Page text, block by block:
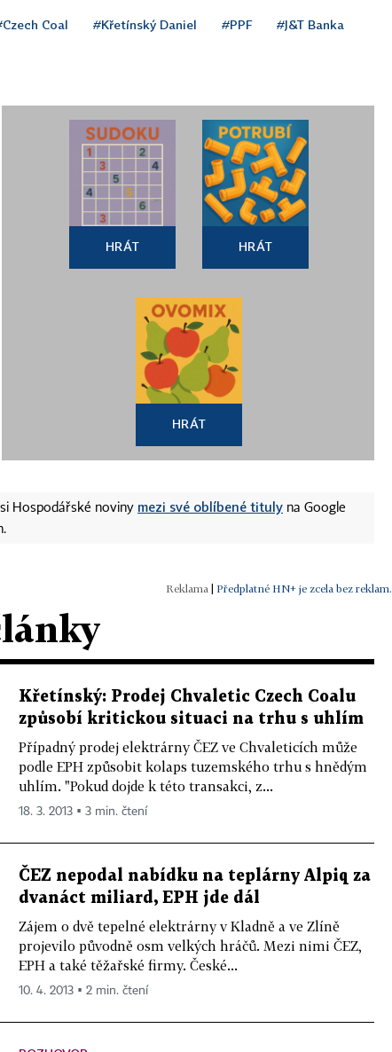
Coal #Křetínský Daniel #PPF #J&T Banka
HRÁT HRÁT
HRÁT
Hospodářské noviny mezi své oblíbené tituly na Google
| Předplatné HN+ je zcela bez reklam.
Křetínský: Prodej Chvaletic Czech Coalu
způsobí kritickou situaci na trhu s uhlím
Případný prodej elektrárny ČEZ ve Chvaleticích může
podle EPH způsobit kolaps tuzemského trhu s hnědým
uhlím. "Pokud dojde k této transakci, z...
18. 3. 2013 ▪ 3 min. čtení
ČEZ nepodal nabídku na teplárny Alpiq za
dvanáct miliard, EPH jde dál
Zájem o dvě tepelné elektrárny v Kladně a ve Zlíně
projevilo původně osm velkých hráčů. Mezi nimi ČEZ,
EPH a také těžařské firmy. České...
10. 4. 2013 ▪ 2 min. čtení